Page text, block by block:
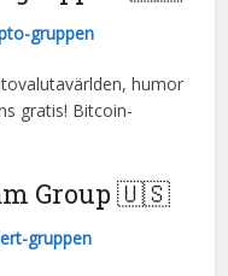
gruppen
humor
gratis! Bitcoin-
Group 🇺🇸
gruppen